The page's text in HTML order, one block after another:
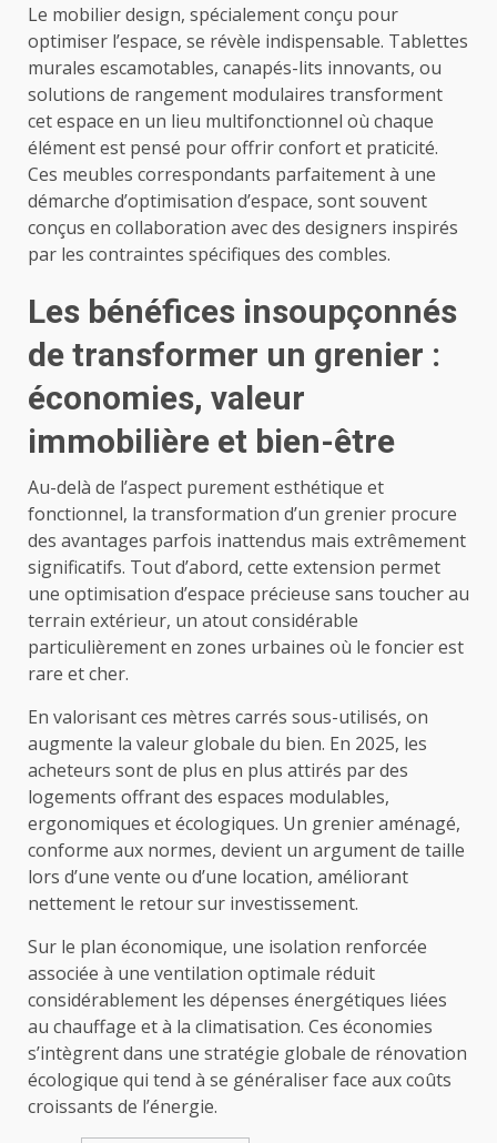
Le mobilier design, spécialement conçu pour
optimiser l’espace, se révèle indispensable. Tablettes
murales escamotables, canapés-lits innovants, ou
solutions de rangement modulaires transforment
cet espace en un lieu multifonctionnel où chaque
élément est pensé pour offrir confort et praticité.
Ces meubles correspondants parfaitement à une
démarche d’optimisation d’espace, sont souvent
conçus en collaboration avec des designers inspirés
par les contraintes spécifiques des combles.
Les bénéfices insoupçonnés
de transformer un grenier :
économies, valeur
immobilière et bien-être
Au-delà de l’aspect purement esthétique et
fonctionnel, la transformation d’un grenier procure
des avantages parfois inattendus mais extrêmement
significatifs. Tout d’abord, cette extension permet
une optimisation d’espace précieuse sans toucher au
terrain extérieur, un atout considérable
particulièrement en zones urbaines où le foncier est
rare et cher.
En valorisant ces mètres carrés sous-utilisés, on
augmente la valeur globale du bien. En 2025, les
acheteurs sont de plus en plus attirés par des
logements offrant des espaces modulables,
ergonomiques et écologiques. Un grenier aménagé,
conforme aux normes, devient un argument de taille
lors d’une vente ou d’une location, améliorant
nettement le retour sur investissement.
Sur le plan économique, une isolation renforcée
associée à une ventilation optimale réduit
considérablement les dépenses énergétiques liées
au chauffage et à la climatisation. Ces économies
s’intègrent dans une stratégie globale de rénovation
écologique qui tend à se généraliser face aux coûts
croissants de l’énergie.